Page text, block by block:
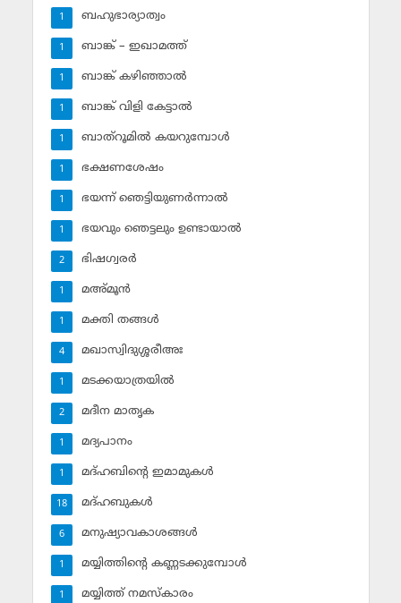
ബഹുഭാര്യാത്വം
1
ബാങ്ക് – ഇഖാമത്ത്
1
ബാങ്ക് കഴിഞ്ഞാല്‍
1
ബാങ്ക് വിളി കേട്ടാല്‍
1
ബാത്‌റൂമില്‍ കയറുമ്പോള്‍
1
ഭക്ഷണശേഷം
1
ഭയന്ന് ഞെട്ടിയുണര്‍ന്നാല്‍
1
ഭയവും ഞെട്ടലും ഉണ്ടായാല്‍
1
ഭിഷഗ്വരര്‍
2
മഅ്മൂന്‍
1
മക്തി തങ്ങള്‍
1
മഖാസ്വിദുശ്ശരീഅഃ
4
മടക്കയാത്രയില്‍
1
മദീന മാതൃക
2
മദ്യപാനം
1
മദ്ഹബിന്റെ ഇമാമുകള്‍
1
മദ്ഹബുകള്‍
18
മനുഷ്യാവകാശങ്ങള്‍
6
മയ്യിത്തിന്റെ കണ്ണടക്കുമ്പോള്‍
1
മയ്യിത്ത് നമസ്‌കാരം
1